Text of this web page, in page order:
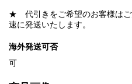
★ 代引きをご希望のお客様はご
速に発送いたします。
海外発送可否
可